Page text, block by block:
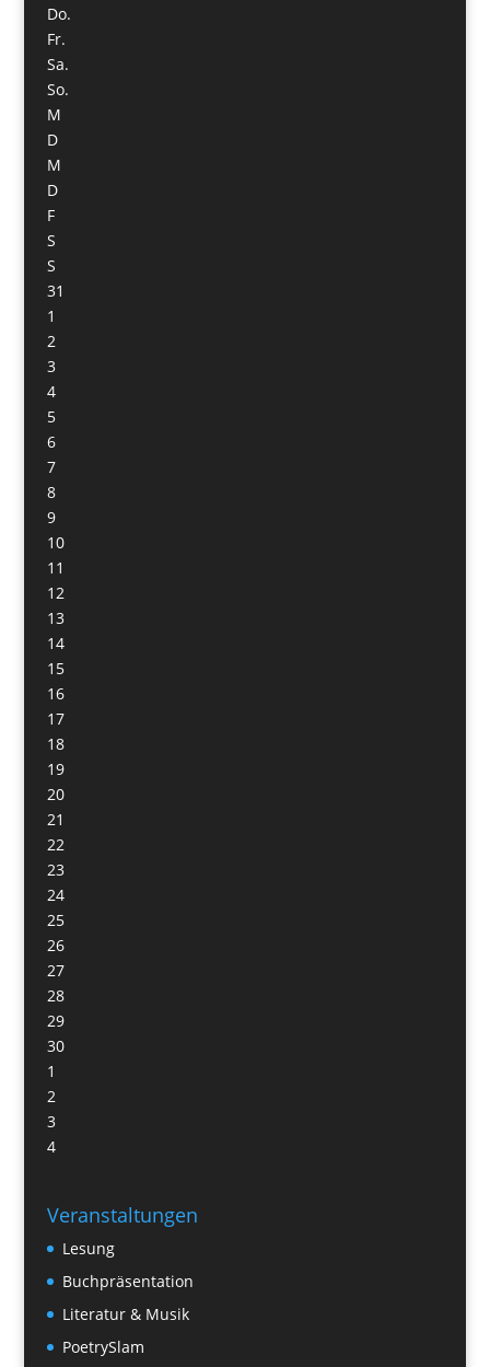
Do.
Fr.
Sa.
So.
M
D
M
D
F
S
S
31
1
2
3
4
5
6
7
8
9
10
11
12
13
14
15
16
17
18
19
20
21
22
23
24
25
26
27
28
29
30
1
2
3
4
Veranstaltungen
Lesung
Buchpräsentation
Literatur & Musik
PoetrySlam